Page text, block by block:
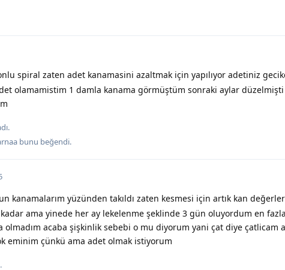
spiral zaten adet kanamasini azaltmak için yapılıyor adetiniz
olamamistim 1 damla kanama görmüştüm sonraki aylar
bunu beğendi.
kanamalarım yüzünden takıldı zaten kesmesi için artık kan
ama yinede her ay lekelenme şeklinde 3 gün oluyordum en
acaba şişkinlik sebebi o mu diyorum yani çat diye çatlicam
eminim çünkü ama adet olmak istiyorum